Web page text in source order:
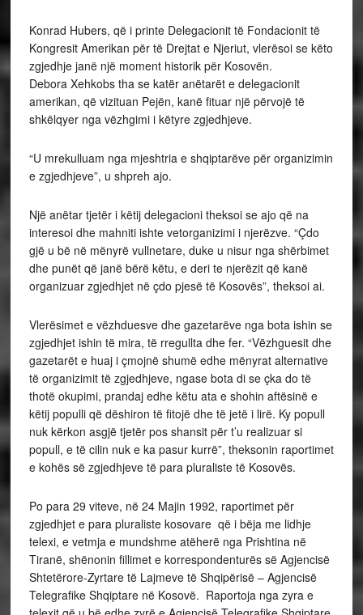
Konrad Hubers, që i printe Delegacionit të Fondacionit të
Kongresit Amerikan për të Drejtat e Njeriut, vlerësoi se këto
zgjedhje janë një moment historik për Kosovën.
Debora Xehkobs tha se katër anëtarët e delegacionit
amerikan, që vizituan Pejën, kanë fituar një përvojë të
shkëlqyer nga vëzhgimi i këtyre zgjedhjeve.
“U mrekulluam nga mjeshtria e shqiptarëve për organizimin
e zgjedhjeve”, u shpreh ajo.
Një anëtar tjetër i këtij delegacioni theksoi se ajo që na
interesoi dhe mahniti ishte vetorganizimi i njerëzve. “Çdo
gjë u bë në mënyrë vullnetare, duke u nisur nga shërbimet
dhe punët që janë bërë këtu, e deri te njerëzit që kanë
organizuar zgjedhjet në çdo pjesë të Kosovës”, theksoi ai.
Vlerësimet e vëzhduesve dhe gazetarëve nga bota ishin se
zgjedhjet ishin të mira, të rregullta dhe fer. “Vëzhguesit dhe
gazetarët e huaj i çmojnë shumë edhe mënyrat alternative
të organizimit të zgjedhjeve, ngase bota di se çka do të
thotë okupimi, prandaj edhe këtu ata e shohin aftësinë e
këtij populli që dëshiron të fitojë dhe të jetë i lirë. Ky popull
nuk kërkon asgjë tjetër pos shansit për t’u realizuar si
popull, e të cilin nuk e ka pasur kurrë”, theksonin raportimet
e kohës së zgjedhjeve të para pluraliste të Kosovës.
Po para 29 viteve, në 24 Majin 1992, raportimet për
zgjedhjet e para pluraliste kosovare që i bëja me lidhje
telexi, e vetmja e mundshme atëherë nga Prishtina në
Tiranë, shënonin fillimet e korrespondenturës së Agjencisë
Shtetërore-Zyrtare të Lajmeve të Shqipërisë – Agjencisë
Telegrafike Shqiptare në Kosovë. Raportoja nga zyra e